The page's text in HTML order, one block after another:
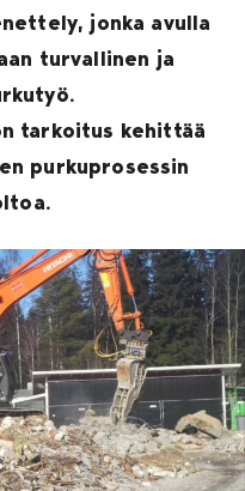
jonka avulla
turvallinen ja
tarkoitus kehittää
purkuprosessin